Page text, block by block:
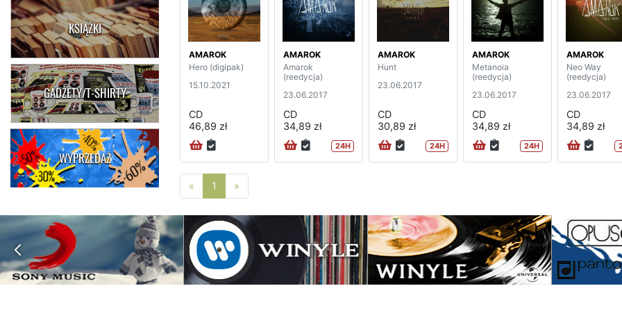
KSIĄŻKI
GADŻETY/T-SHIRTY
WYPRZEDAŻ
AMAROK
Hero (digipak)
15.10.2021
CD
46,89 zł
AMAROK
Amarok
(reedycja)
23.06.2017
CD
34,89 zł
24H
AMAROK
Hunt
23.06.2017
CD
30,89 zł
24H
AMAROK
Metanoia
(reedycja)
23.06.2017
CD
34,89 zł
24H
AMAROK
Neo Way
(reedycja)
23.06.2017
CD
34,89 zł
« Poprzednia strona
1 »